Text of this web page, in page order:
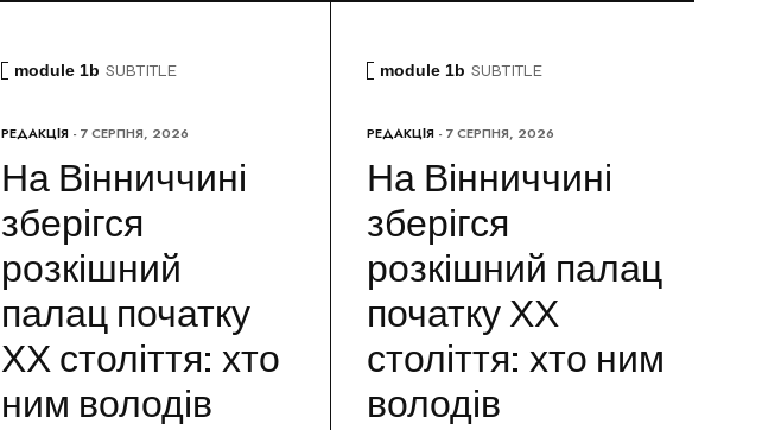
module 1b SUBTITLE
РЕДАКЦІЯ - 7 СЕРПНЯ, 2026
На Вінниччині
зберігся
розкішний
палац початку
ХХ століття: хто
ним володів
module 1b SUBTITLE
РЕДАКЦІЯ- 7 СЕРПНЯ, 2026
На Вінниччині
зберігся
розкішний палац
початку ХХ
століття: хто ним
володів